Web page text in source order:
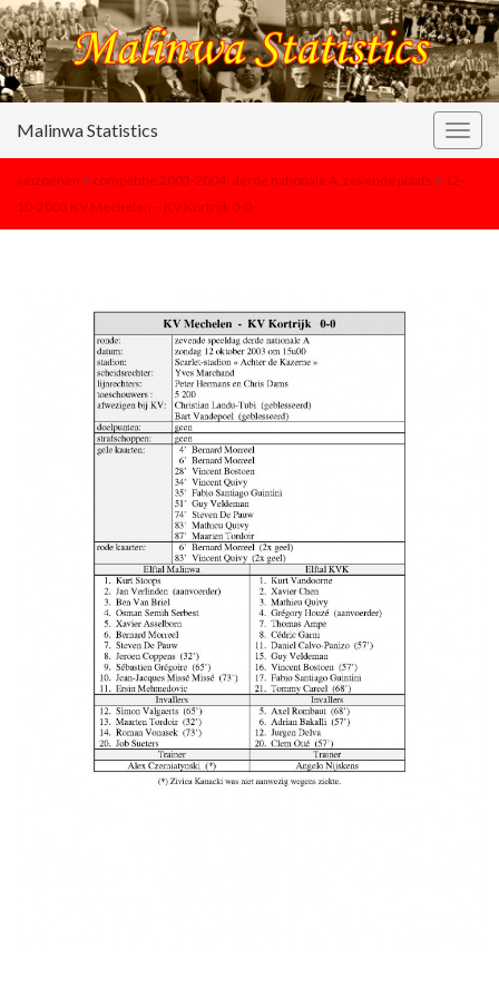
Malinwa Statistics
seizoenen > competitie 2003-2004: derde nationale A, zevende plaats > 12-
10-2003 KV Mechelen – KV Kortrijk 0-0